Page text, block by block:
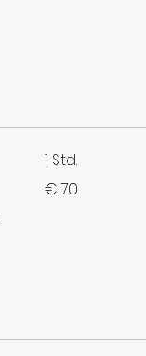
1 Std.
Euro
€ 70